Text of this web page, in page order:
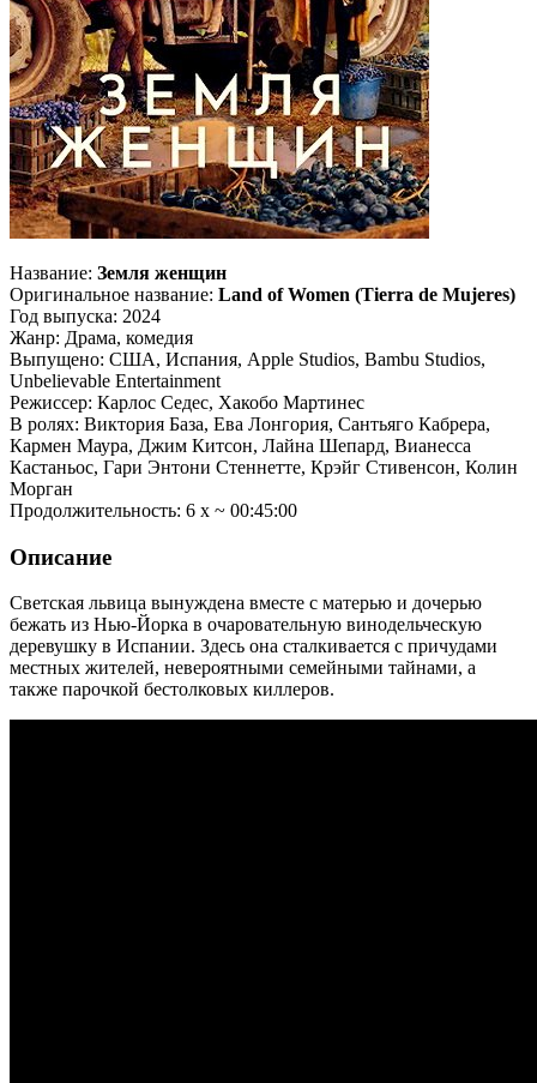
Название: Земля женщин
Оригинальное название: Land of Women (Tierra de Mujeres)
Год выпуска: 2024
Жанр: Драма, комедия
Выпущено: США, Испания, Apple Studios, Bambu Studios,
Unbelievable Entertainment
Режиссер: Карлос Седес, Хакобо Мартинес
В ролях: Виктория База, Ева Лонгория, Сантьяго Кабрера,
Кармен Маура, Джим Китсон, Лайна Шепард, Вианесса
Кастаньос, Гари Энтони Стеннетте, Крэйг Стивенсон, Колин
Морган
Продолжительность: 6 x ~ 00:45:00
Описание
Светская львица вынуждена вместе с матерью и дочерью
бежать из Нью-Йорка в очаровательную винодельческую
деревушку в Испании. Здесь она сталкивается с причудами
местных жителей, невероятными семейными тайнами, а
также парочкой бестолковых киллеров.